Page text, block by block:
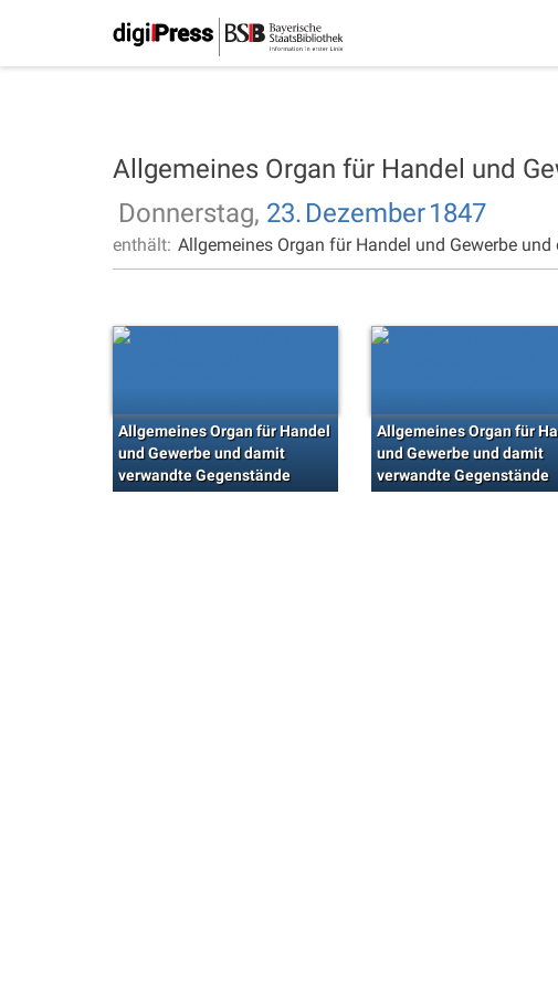
Allgemeines Organ für Handel und
Donnerstag, 23. Dezember1847
enthält: Allgemeines Organ für Handel und Gewerbe
Allgemeines Organ für Handel
und Gewerbe und damit
verwandte Gegenstände
Allgemeines Organ für
und Gewerbe und damit
verwandte Gegenstände